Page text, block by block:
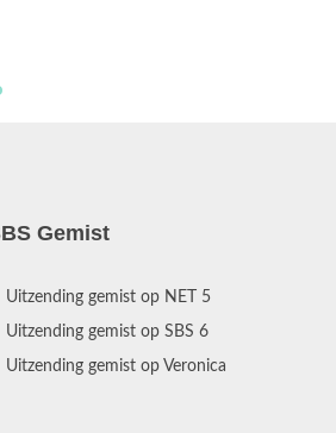
Gemist
Uitzending gemist op NET 5
Uitzending gemist op SBS 6
Uitzending gemist op Veronica